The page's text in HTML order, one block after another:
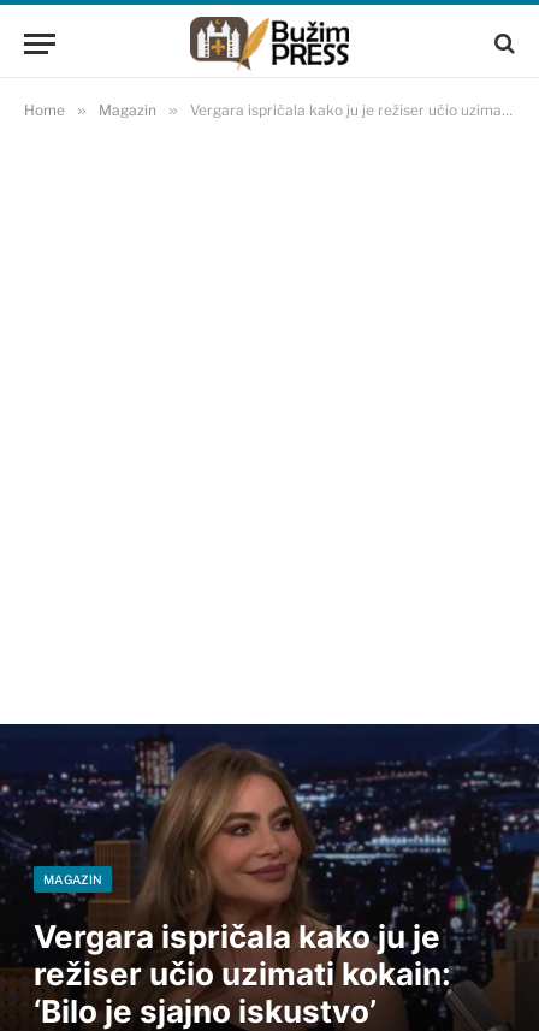
Home » Magazin » Vergara ispričala kako ju je režiser učio uzimati kokain: ‘Bilo je sjajno iskustvo’
MAGAZIN
Vergara ispričala kako ju je
režiser učio uzimati kokain:
‘Bilo je sjajno iskustvo’